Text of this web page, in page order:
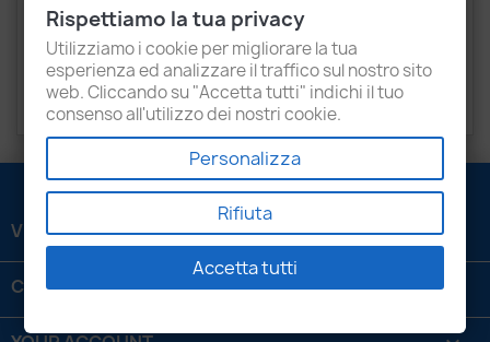
Recensioni
VOLKSWAGENCalifornia, Transporter, Multivan,
Caravelle
VENEZIANI LUIGI SRL 
CONTATTACI 
Rispettiamo la tua privacy
Utilizziamo i cookie per migliorare la tua
esperienza ed analizzare il traffico sul nostro sito
web. Cliccando su "Accetta tutti" indichi il tuo
consenso all'utilizzo dei nostri cookie.
Personalizza
Rifiuta
Accetta tutti